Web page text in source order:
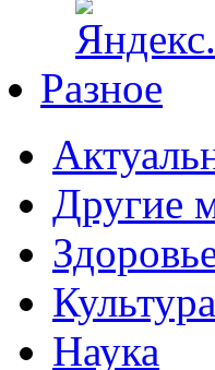
Разное
Другие
Культура
Наука